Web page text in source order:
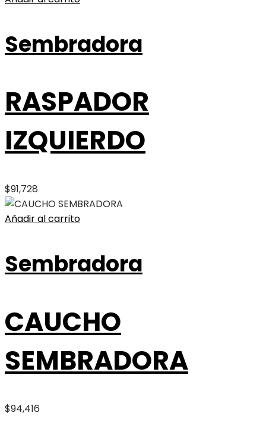
Sembradora
RASPADOR
IZQUIERDO
$91,728
Añadir al carrito
Sembradora
CAUCHO
SEMBRADORA
$94,416